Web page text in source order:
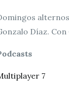
Díaz.
7